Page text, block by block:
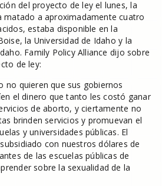
del proyecto de ley el lunes, la
matado a aproximadamente cuatro
estaba disponible en la
la Universidad de Idaho y la
Family Policy Alliance dijo sobre
de ley:
no quieren que sus gobiernos
el dinero que tanto les costó ganar
de aborto, y ciertamente no
brinden servicios y promuevan el
y universidades públicas. El
con nuestros dólares de
de las escuelas públicas de
sobre la sexualidad de la